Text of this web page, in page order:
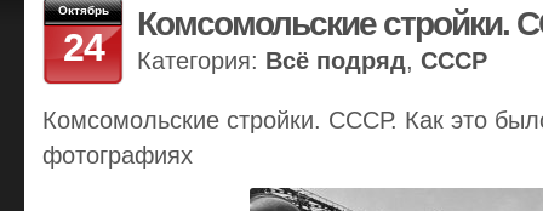
Октябрь
24
Комсомольские стройки.
Категория: Всё подряд, СССР
Комсомольские стройки. СССР. Как это
фотографиях